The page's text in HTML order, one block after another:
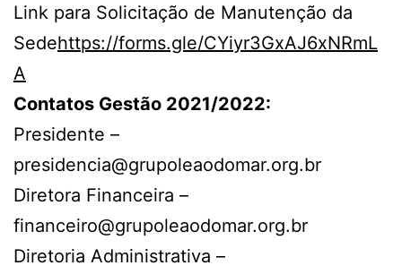
Link para Solicitação de Manutenção da
Sedehttps://forms.gle/CYiyr3GxAJ6xNRmL
A
Contatos Gestão 2021/2022:
Presidente –
presidencia@grupoleaodomar.org.br
Diretora Financeira –
financeiro@grupoleaodomar.org.br
Diretoria Administrativa –